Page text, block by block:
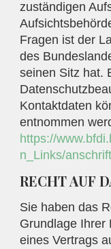
zuständigen
Fragen ist der
des
seinen Sitz hat.
Kontaktdaten
entnommen
https://
n_Links/
RECHT AUF
Sie haben das
Grundlage Ihrer
eines Vertrags